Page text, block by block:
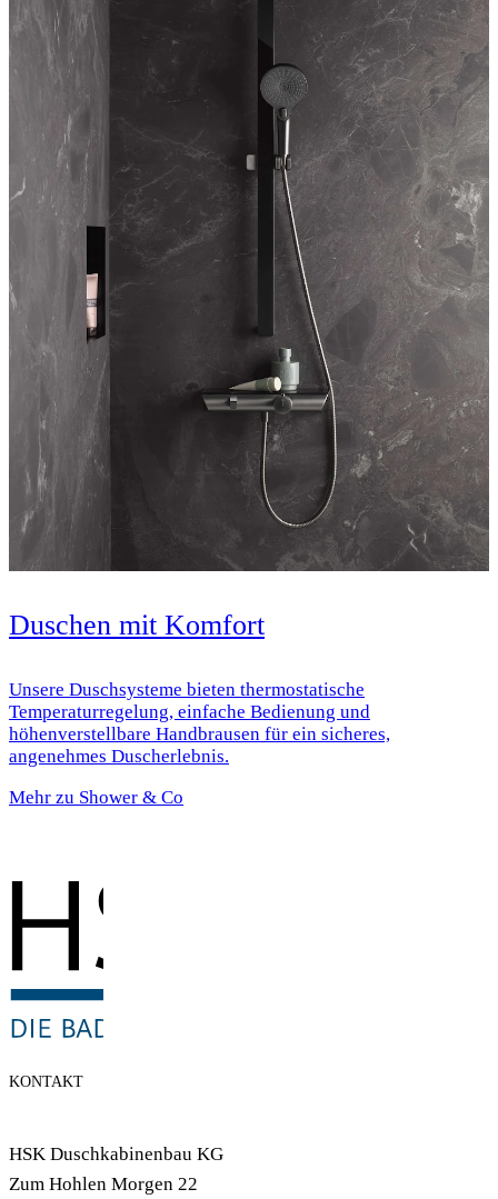
Duschen mit Komfort
Unsere Duschsysteme bieten thermostatische
Temperaturregelung, einfache Bedienung und
höhenverstellbare Handbrausen für ein sicheres,
angenehmes Duscherlebnis.
Mehr zu Shower & Co
KONTAKT
HSK Duschkabinenbau KG
Zum Hohlen Morgen 22